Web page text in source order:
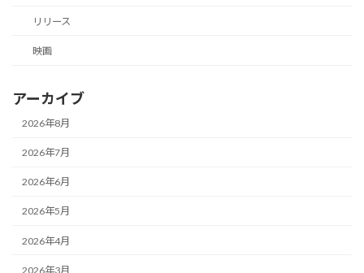
リリース
映画
アーカイブ
2026年8月
2026年7月
2026年6月
2026年5月
2026年4月
2026年3月